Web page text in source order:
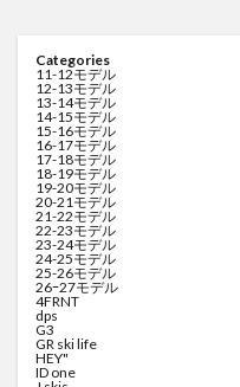
Categories
11-12モデル
12-13モデル
13-14モデル
14-15モデル
15-16モデル
16-17モデル
17-18モデル
18-19モデル
19-20モデル
20-21モデル
21-22モデル
22-23モデル
23-24モデル
24-25モデル
25-26モデル
26ｰ27モデル
4FRNT
dps
G3
GR ski life
HEY"
ID one